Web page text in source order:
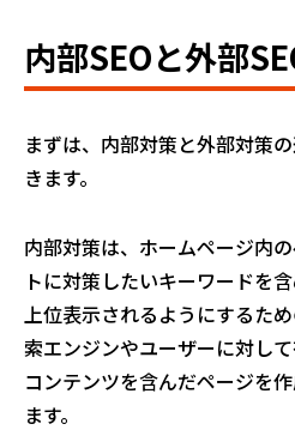
内部SEOと外部
まずは、内部対策と外部対策
きます。
内部対策は、ホームページ内
トに対策したいキーワードを
上位表示されるようにするた
索エンジンやユーザーに対し
コンテンツを含んだページを
ます。